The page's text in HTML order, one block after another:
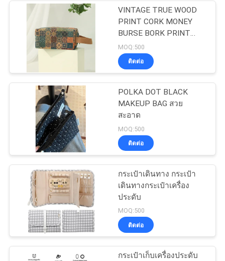
โรงงาน
ควบคุม
คุณภาพ
แผนผัง
เว็บไซต์
PRIVACY
POLICY
กล่องเก็บของ EVA
กระเป๋าใส่ EVA
กระเป๋าเก็บเงิน
หิ้ว สกินแคร์ แปรง อุปกรณ์
เสริม
VINTAGE TRUE WOOD
PRINT CORK MONEY
BURSE BORK PRINT
MONEY BAG KEY SMALL
SQUARE BAG
NOSTALGIA BAG ผ้าใบ
ผ้าใบทอทอท ผ้าใบทอทอท
ผ้าใบทอทททอท ผ้าใบทอท
ทอท
MOQ:500
ติดต่อ
POLKA DOT BLACK
MAKEUP BAG สวย
สะอาด
MOQ:500
ติดต่อ
กระเป๋าเดินทาง กระเป๋า
เดินทางกระเป๋าเครื่อง
ประดับ
MOQ:500
ติดต่อ
กระเป๋าเก็บเครื่องประดับ